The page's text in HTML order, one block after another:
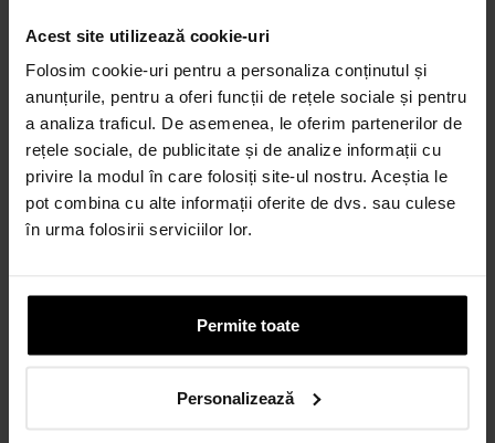
Acest site utilizează cookie-uri
Folosim cookie-uri pentru a personaliza conținutul și
anunțurile, pentru a oferi funcții de rețele sociale și pentru
a analiza traficul. De asemenea, le oferim partenerilor de
rețele sociale, de publicitate și de analize informații cu
privire la modul în care folosiți site-ul nostru. Aceștia le
pot combina cu alte informații oferite de dvs. sau culese
în urma folosirii serviciilor lor.
Permite toate
Personalizează